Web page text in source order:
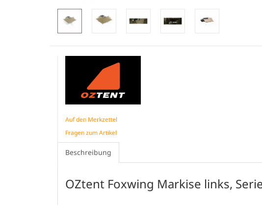
Auf den Merkzettel
Fragen zum Artikel
Beschreibung
OZtent Foxwing Markise links,